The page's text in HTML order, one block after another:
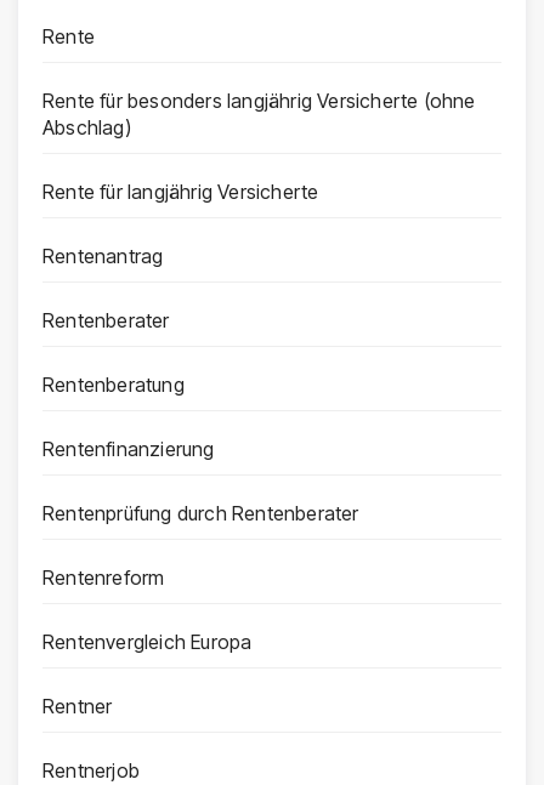
Rente
Rente für besonders langjährig Versicherte (ohne
Abschlag)
Rente für langjährig Versicherte
Rentenantrag
Rentenberater
Rentenberatung
Rentenfinanzierung
Rentenprüfung durch Rentenberater
Rentenreform
Rentenvergleich Europa
Rentner
Rentnerjob